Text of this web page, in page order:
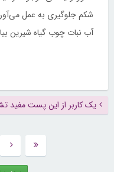
شکم جلوگیری به عمل
آب نبات چوب گیاه شیرین
یک کاربر از این پست